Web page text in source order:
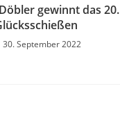
gewinnt das 20.
30. September 2022